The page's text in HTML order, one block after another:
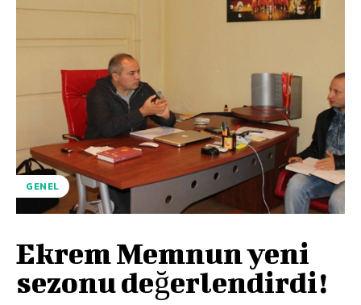
GENEL
Ekrem Memnun yeni
sezonu değerlendirdi!